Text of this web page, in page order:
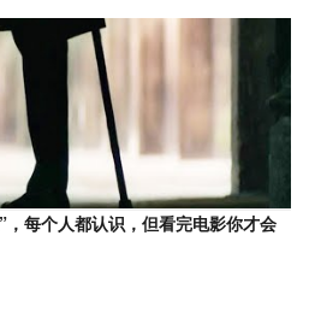
，每个人都认识，但看完电影你才会